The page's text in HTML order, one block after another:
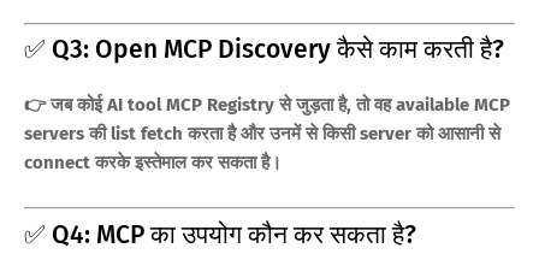
✅ Q3: Open MCP Discovery कैसे काम करती है?
👉 जब कोई AI tool MCP Registry से जुड़ता है, तो वह available MCP
servers की list fetch करता है और उनमें से किसी server को आसानी से
connect करके इस्तेमाल कर सकता है।
✅ Q4: MCP का उपयोग कौन कर सकता है?